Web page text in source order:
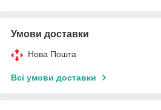
Умови доставки
Нова Пошта
Всі умови доставки